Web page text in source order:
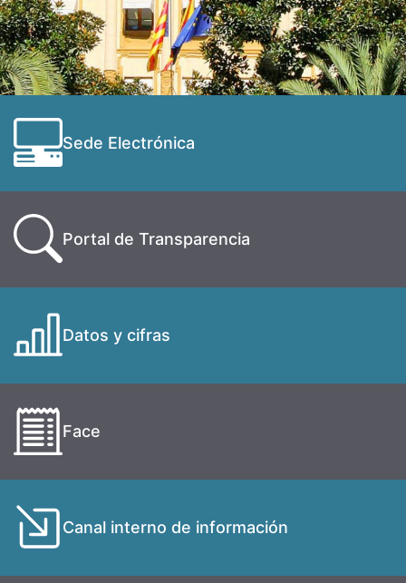
Sede Electrónica
Portal de Transparencia
Datos y cifras
Face
Canal interno de información